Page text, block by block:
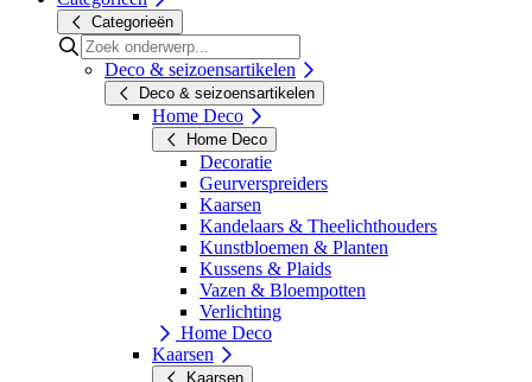
Categorieën
Deco & seizoensartikelen
Deco & seizoensartikelen
Home Deco
Home Deco
Decoratie
Geurverspreiders
Kaarsen
Kandelaars & Theelichthouders
Kunstbloemen & Planten
Kussens & Plaids
Vazen & Bloempotten
Verlichting
Home Deco
Kaarsen
Kaarsen